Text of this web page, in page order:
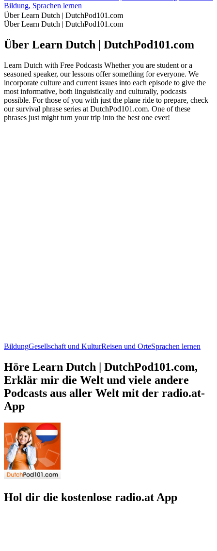
Bildung, Sprachen lernen
Über Learn Dutch | DutchPod101.com
Über Learn Dutch | DutchPod101.com
Über Learn Dutch | DutchPod101.com
Learn Dutch with Free Podcasts Whether you are student or a
seasoned speaker, our lessons offer something for everyone. We
incorporate culture and current issues into each episode to give the
most informative, both linguistically and culturally, podcasts
possible. For those of you with just the plane ride to prepare, check
our survival phrase series at DutchPod101.com. One of these
phrases just might turn your trip into the best one ever!
BildungGesellschaft und KulturReisen und OrteSprachen lernen
Höre Learn Dutch | DutchPod101.com,
Erklär mir die Welt und viele andere
Podcasts aus aller Welt mit der radio.at-
App
Hol dir die kostenlose radio.at App